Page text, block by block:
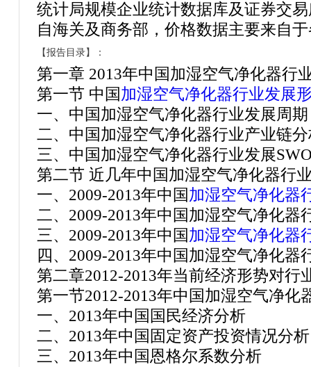
统计局规模企业统计数据库及证券交
自海关及商务部，价格数据主要来自
【报告目录】：
第一章 2013年中国加湿空气净化器行
第一节 中国 加湿空气净化器行业发展
一、中国加湿空气净化器行业发展周期
二、中国加湿空气净化器行业产业链
三、中国加湿空气净化器行业发展
第二节 近几年中国加湿空气净化器行
一、2009-2013年中国 加湿空气净化器
二、2009-2013年中国加湿空气净化器
三、2009-2013年中国 加湿空气净化器
四、2009-2013年中国加湿空气净化器
第二章2012-2013年当前经济形势对行
第一节2012-2013年中国加湿空气净化
一、2013年中国国民经济分析
二、2013年中国固定资产投资情况分析
三、2013年中国恩格尔系数分析